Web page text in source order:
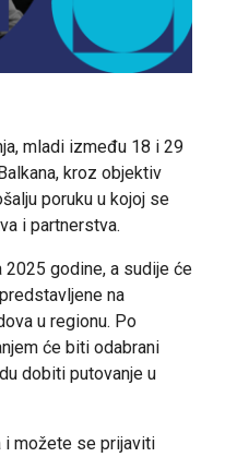
mladi između 18 i 29
kroz objektiv
poruku u kojoj se
i partnerstva.
godine, a sudije će
na
u regionu. Po
će biti odabrani
dobiti putovanje u
i možete se prijaviti